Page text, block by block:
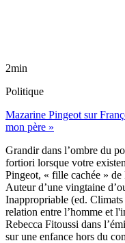
2min
Politique
Mazarine Pingeot sur
mon père »
Grandir dans l’ombre du
fortiori lorsque votre
Pingeot, « fille cachée »
Auteur d’une vingtaine
Inappropriable (ed.
relation entre l’homme et
Rebecca Fitoussi dans
sur une enfance hors du